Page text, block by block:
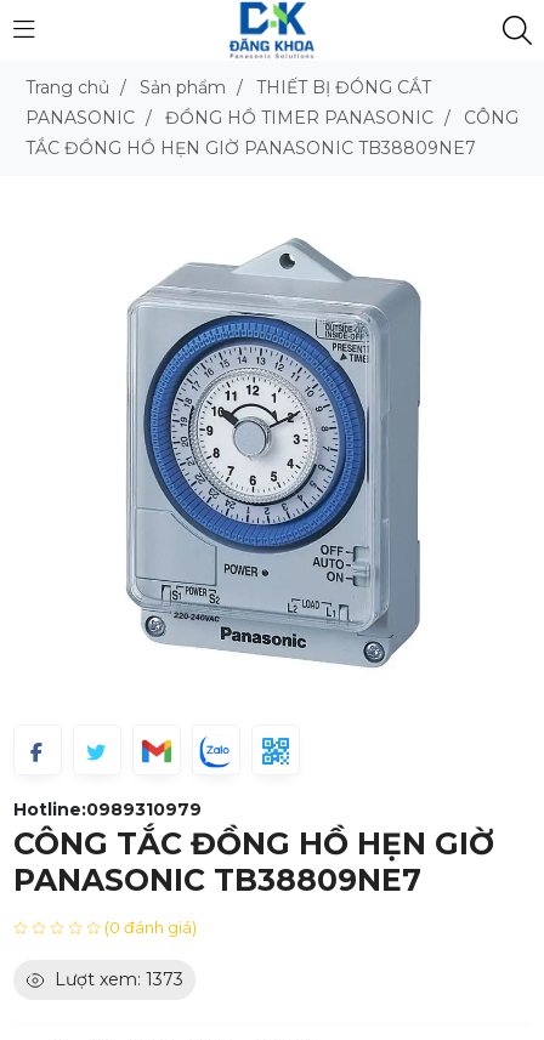
Trang chủ / Sản phẩm /
THIẾT BỊ ĐÓNG CẮT
PANASONIC / ĐỒNG HỒ TIMER PANASONIC /
CÔNG
TẮC ĐỒNG HỒ HẸN GIỜ PANASONIC TB38809NE7
Hotline:0989310979
CÔNG TẮC ĐỒNG HỒ HẸN GIỜ
PANASONIC TB38809NE7
(0 đánh giá)
Lượt xem: 1373